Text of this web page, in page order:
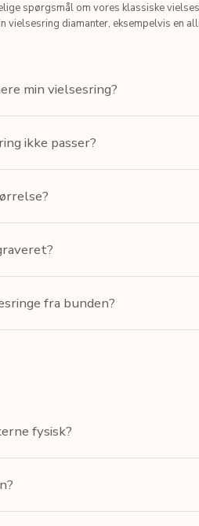
spørgsmål om vores klassiske
diamanter, eksempelvis en
min vielsesring?
ikke passer?
fra bunden?
fysisk?